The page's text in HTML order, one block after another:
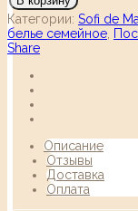
Категории: Sofi de
белье семейное
Share
Описание
Отзывы
Доставка
Оплата